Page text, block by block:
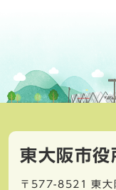
東大阪市役
〒577-8521
東大